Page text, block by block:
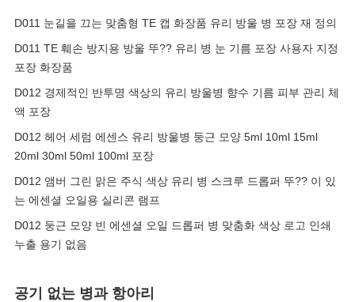
D011 눈길을 끄는 맞춤형 TE 캡 화장품 유리 방울 병 포장 재 정의
D011 TE 훼손 방지용 방울 뚜?? 유리 병 눈 기름 포장 사용자 지정
포장 화장품
D012 경제적인 반투명 색상의 유리 방울병 향수 기름 피부 관리 체
액 포장
D012 헤어 세럼 에센스 유리 방울병 둥근 모양 5ml 10ml 15ml
20ml 30ml 50ml 100ml 포장
D012 앰버 그린 맑은 주식 색상 유리 병 스크루 드롭퍼 뚜?? 이 있
는 에센셜 오일용 실리콘 램프
D012 둥근 모양 빈 에센셜 오일 드롭퍼 병 맞춤화 색상 로고 인쇄
누출 용기 없음
공기 없는 병과 항아리